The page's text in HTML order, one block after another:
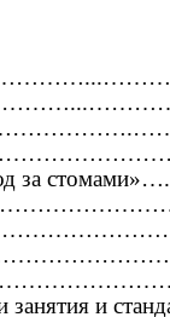
за
занятия и